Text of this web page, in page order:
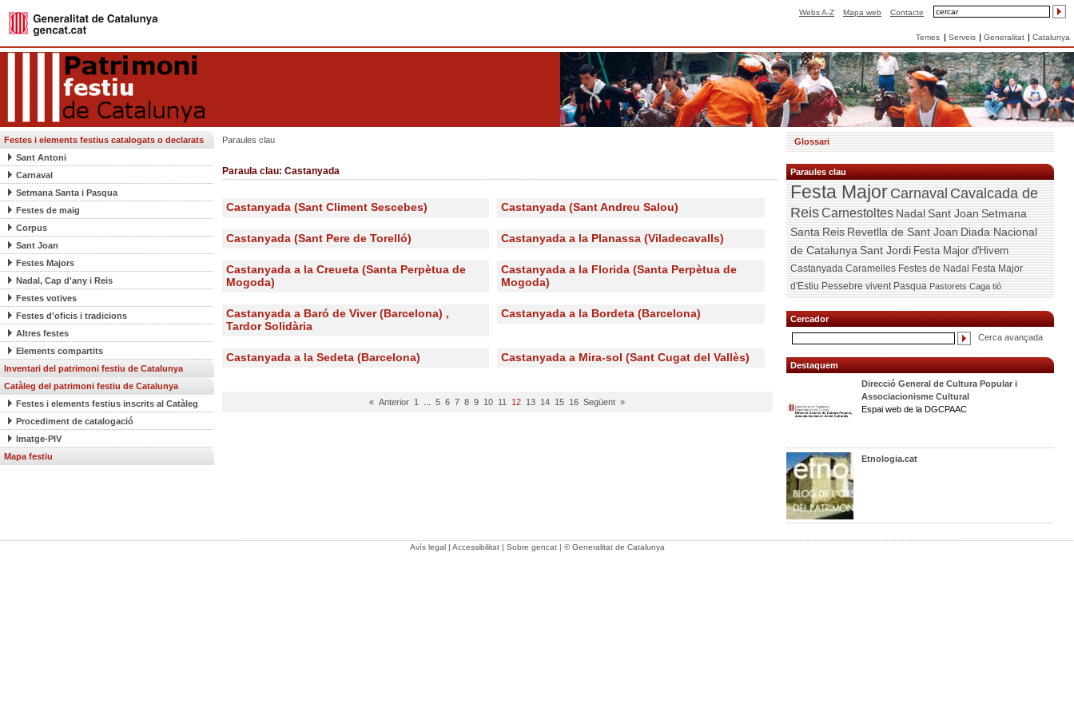
Webs A-Z Mapa web Contacte
Temes Serveis Generalitat Catalunya
Festes i elements festius catalogats o declarats
Sant Antoni
Carnaval
Setmana Santa i Pasqua
Festes de maig
Corpus
Sant Joan
Festes Majors
Nadal, Cap d'any i Reis
Festes votives
Festes d'oficis i tradicions
Altres festes
Elements compartits
Inventari del patrimoni festiu de Catalunya
Catàleg del patrimoni festiu de Catalunya
Festes i elements festius inscrits al Catàleg
Procediment de catalogació
Imatge-PIV
Mapa festiu
Paraules clau
Paraula clau: Castanyada
Castanyada (Sant Climent Sescebes) Castanyada (Sant Andreu Salou)
Castanyada (Sant Pere de Torelló) Castanyada a la Planassa (Viladecavalls)
Castanyada a la Creueta (Santa Perpètua de
Mogoda)
Castanyada a la Florida (Santa Perpètua de
Mogoda)
Castanyada a Baró de Viver (Barcelona) ,
Tardor Solidària
Castanyada a la Bordeta (Barcelona)
Castanyada a la Sedeta (Barcelona) Castanyada a Mira-sol (Sant Cugat del Vallès)
« Anterior 1 ...5 6 7 8 9 10 11 12 13 14 15 16 Següent »
Glossari
Paraules clau
Festa MajorCarnavalCavalcada de
ReisCarnestoltesNadalSant JoanSetmana
SantaReisRevetlla de Sant JoanDiada Nacional
de CatalunyaSant Jordi Festa Major d'Hivern
Castanyada Caramelles Festes de Nadal Festa Major
d'Estiu Pessebre vivent Pasqua Pastorets Caga tió
Cercador
Cerca avançada
Destaquem
Direcció General de Cultura Popular i
Associacionisme Cultural
Espai web de la DGCPAAC
Etnologia.cat
Avís legal| Accessibilitat| Sobre gencat| © Generalitat de Catalunya